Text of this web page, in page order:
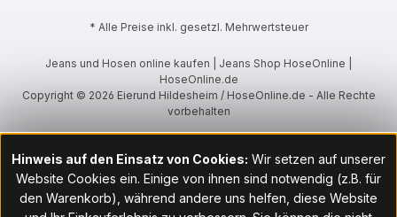
* Alle Preise inkl. gesetzl. Mehrwertsteuer
Jeans und Hosen online kaufen | Jeans Shop HoseOnline |
HoseOnline.de
Copyright © 2026 Eierund Hildesheim / HoseOnline.de - Alle Rechte
vorbehalten
Hinweis auf den Einsatz von Cookies: Wir setzen auf unserer
Website Cookies ein. Einige von ihnen sind notwendig (z.B. für
den Warenkorb), während andere uns helfen, diese Website